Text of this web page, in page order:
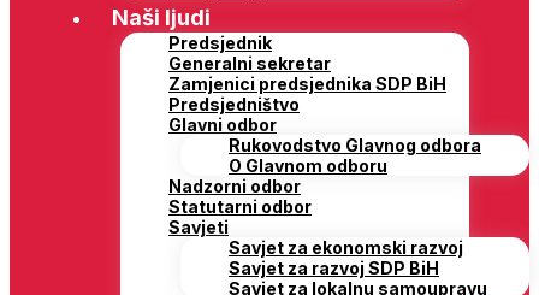
Naši ljudi
Predsjednik
Generalni sekretar
Zamjenici predsjednika SDP BiH
Predsjedništvo
Glavni odbor
Rukovodstvo Glavnog odbora
O Glavnom odboru
Nadzorni odbor
Statutarni odbor
Savjeti
Savjet za ekonomski razvoj
Savjet za razvoj SDP BiH
Savjet za lokalnu samoupravu